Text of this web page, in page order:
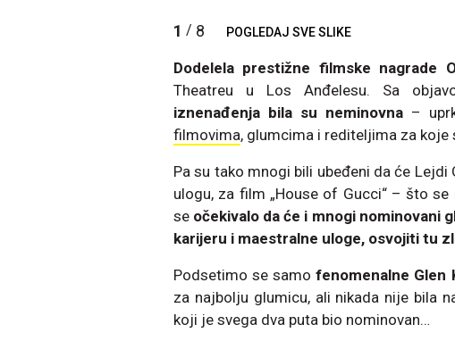
1 / 8 POGLEDAJ SVE SLIKE
Dodelela prestižne filmske nagrade
Theatreu u Los Anđelesu. Sa
iznenađenja bila su neminovna–
filmovima, glumcima i rediteljima za koje
Pa su tako mnogi bili ubeđeni da će
ulogu, za film „House of Gucci“ – što
se očekivalo da će i mnogi nominovani
karijeru i maestralne uloge, osvojiti tu
Podsetimo se samofenomenalne Glen
za najbolju glumicu, ali nikada nije bila
koji je svega dva puta bio nominovan…